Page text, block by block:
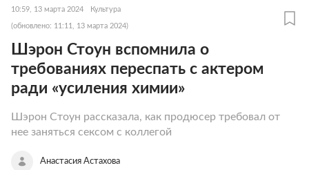
10:59, 13 марта 2024 Культура
(обновлено: 11:11, 13 марта 2024)
Шэрон Стоун вспомнила о
требованиях переспать с актером
ради «усиления химии»
Шэрон Стоун рассказала, как продюсер требовал от
нее заняться сексом с коллегой
Анастасия Астахова